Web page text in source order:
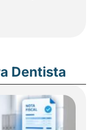
Dentista